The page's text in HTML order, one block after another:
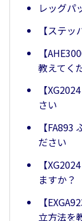
レッグパ
【ステ
【
教えてく
【
さい
【
ださい
【
ますか？
【
立方法を